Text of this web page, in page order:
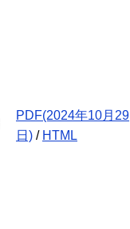
PDF(2024年10月29
日) / HTML